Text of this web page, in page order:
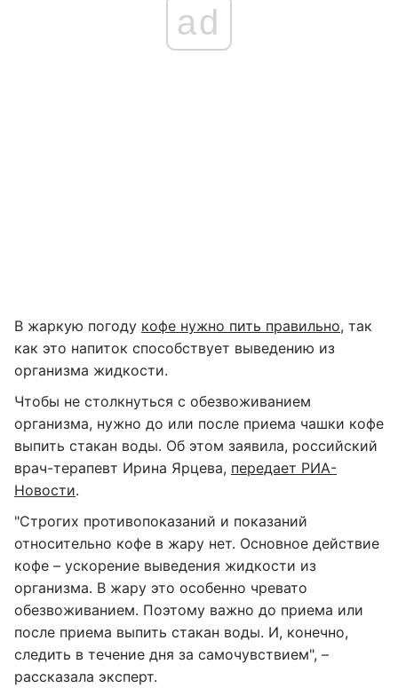
ad
В жаркую погоду кофе нужно пить правильно, так
как это напиток способствует выведению из
организма жидкости.
Чтобы не столкнуться с обезвоживанием
организма, нужно до или после приема чашки кофе
выпить стакан воды. Об этом заявила, российский
врач-терапевт Ирина Ярцева, передает РИА-
Новости.
"Строгих противопоказаний и показаний
относительно кофе в жару нет. Основное действие
кофе – ускорение выведения жидкости из
организма. В жару это особенно чревато
обезвоживанием. Поэтому важно до приема или
после приема выпить стакан воды. И, конечно,
следить в течение дня за самочувствием", –
рассказала эксперт.